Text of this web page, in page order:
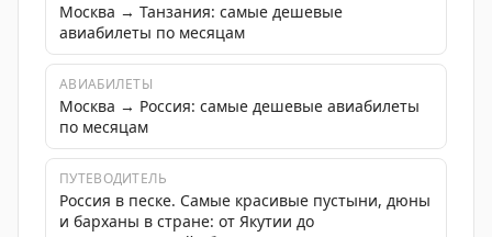
Москва → Танзания: самые дешевые
авиабилеты по месяцам
АВИАБИЛЕТЫ
Москва → Россия: самые дешевые авиабилеты
по месяцам
ПУТЕВОДИТЕЛЬ
Россия в песке. Самые красивые пустыни, дюны
и барханы в стране: от Якутии до